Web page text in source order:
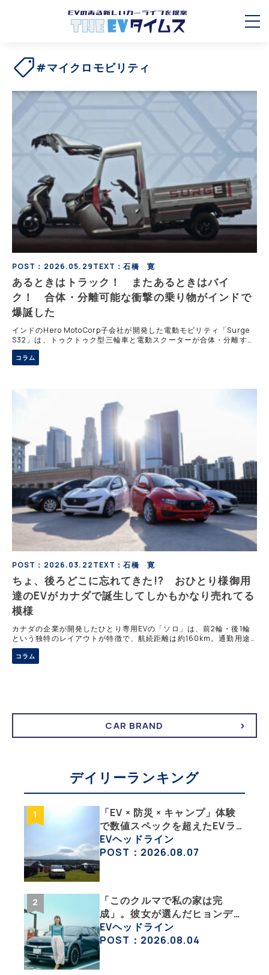
#マイクロモビリティ
POST：2026.05.29TEXT：石橋 寛
あるときはトラック！ またあるときはバイ
ク！ 合体・分離可能な衝撃の乗り物がインドで
爆誕した
インドのHero MotoCorp子会社が開発した電動モビリティ「Surge
S32」は、トゥクトゥク型三輪車と電動スクーターが合体・分離する
独創的な構造を採用する。荷物輸送や移動用途を1台に集約し、税制
や駐車事情への合理性も追求。さらにインドでは新たな車両区分まで
設けられ、制度面にも影響を与えた。
コラム
POST：2026.03.22TEXT：石橋 寛
ちょ、後ろどこに忘れてきた!? おひとり様御用
達のEVがカナダで誕生してしかもかなり売れてる
模様
カナダの企業が開発したひとり専用EVの「ソロ」は、前2輪・後1輪
という独特のレイアウトが特徴で、航続距離は約160km。通勤用途
に特化した設計ながら、高速走行もこなす性能を備える。見た目のイ
ンパクトだけでなく、合理性でも注目されている。
コラム
CAR BRAND
デイリーランキング
「EV × 防災 × キャンプ」体験
で数値スペックを超えたEVラ
イフの豊かさを実感【 EV
SUMMER CAMP 2026 】
EVヘッドライン
POST：2026.08.07
「このクルマで私の家は完
成」。彼女が選んだヒョンデ
「IONIQ 5」の「エネルギーハ
ック」な生活【ななみんEVレ
EVヘッドライン
POST：2026.08.04